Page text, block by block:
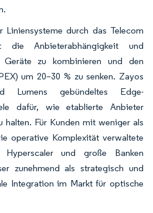
Liniensysteme durch das Telecom
die Anbieterabhängigkeit und
zu kombinieren und den
um 20–30 % zu senken. Zayos
Lumens gebündeltes Edge-
dafür, wie etablierte Anbieter
halten. Für Kunden mit weniger als
operative Komplexität verwaltete
und große Banken
zunehmend als strategisch und
Integration im Markt für optische